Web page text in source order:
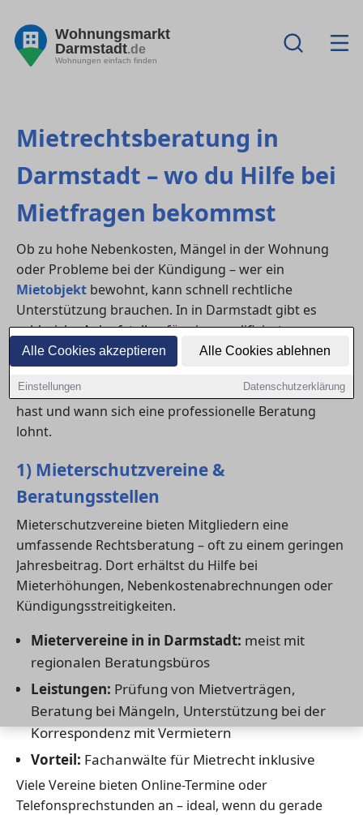
Alle Cookies akzeptieren Alle Cookies ablehnen
Einstellungen Datenschutzerklärung
Wohnungsmarkt
Darmstadt.de
Wohnungen einfach finden
Mietrechtsberatung in
Darmstadt – wo du Hilfe bei
Mietfragen bekommst
Ob zu hohe Nebenkosten, Mängel in der Wohnung
oder Probleme bei der Kündigung – wer ein
Mietobjekt bewohnt, kann schnell rechtliche
Unterstützung brauchen. In in Darmstadt gibt es
zahlreiche Anlaufstellen für eine qualifizierte
Mietrechtsberatung– von kostenlosen
Beratungsangeboten bis hin zu spezialisierten
Fachanwälten. Hier erfährst du, welche Optionen du
hast und wann sich eine professionelle Beratung
lohnt.
1) Mieterschutzvereine &
Beratungsstellen
Mieterschutzvereine bieten Mitgliedern eine
umfassende Rechtsberatung – oft zu einem geringen
Jahresbeitrag. Dort erhältst du Hilfe bei
Mieterhöhungen, Nebenkostenabrechnungen oder
Kündigungsstreitigkeiten.
Mietervereine in in Darmstadt: meist mit
regionalen Beratungsbüros
Leistungen: Prüfung von Mietverträgen,
Beratung bei Mängeln, Unterstützung bei der
Korrespondenz mit Vermietern
Vorteil: Fachanwälte für Mietrecht inklusive
Viele Vereine bieten Online-Termine oder
Telefonsprechstunden an – ideal, wenn du gerade